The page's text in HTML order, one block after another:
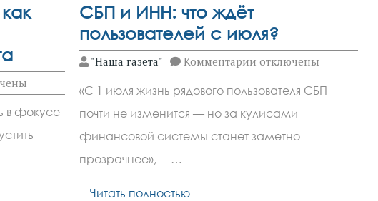
в фокусе
СБП и ИНН: что ждёт
пользователей с июля?
"Наша газета" Комментарии к
записи
и
ИНН:
что
ждёт
пользователей
отключены
«С 1 июля жизнь рядового пользователя СБП
почти не изменится — но за кулисами
финансовой системы станет заметно
прозрачнее», —…
Читать полностью